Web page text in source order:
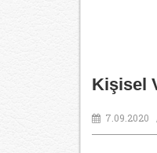
Kişisel
7.09.2020